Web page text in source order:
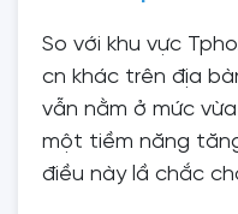
So với khu vực
cn khác trên địa
vẫn nằm ở mức
một tiềm năng
điều này lầ chắc